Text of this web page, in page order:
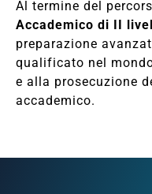
Al termine del
Accademico di II
preparazione
qualificato nel
e alla prosecuzione
accademico.